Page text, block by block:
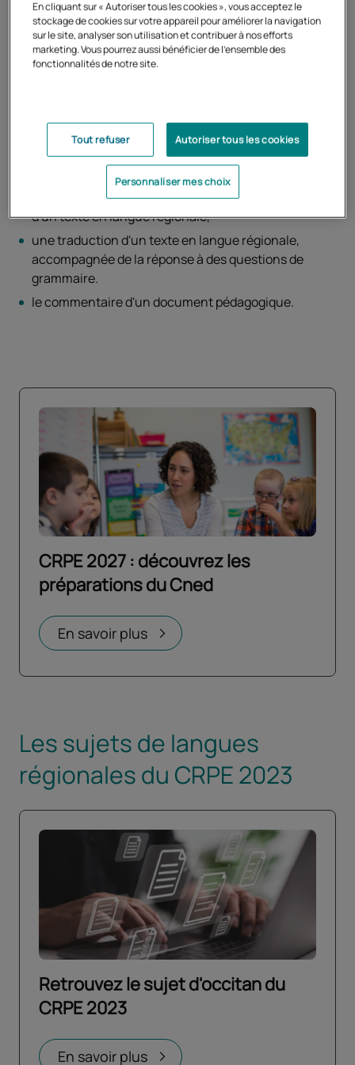
L'épreuve écrite en langue régionale est une épreuve
du CRPE externe spécial et du second CRPE interne
spécial.
h et d'un coefficient 1, est notée sur 20. Une note globale
égale ou inférieure à 5/20 est éliminatoire. Cette épreuve
comporte trois parties :
un commentaire dans l'une des langues régionales
d'un texte en langue régionale,
une traduction d'un texte en langue régionale,
accompagnée de la réponse à des questions de
grammaire.
le commentaire d'un document pédagogique.
CRPE 2027 : découvrez les
préparations du Cned
En savoir plus
Ouvrir dans un nouvel onglet
Les sujets de langues
régionales du CRPE 2023
Retrouvez le sujet d'occitan du
CRPE 2023
En savoir plus
En cliquant sur « Autoriser tous les cookies », vous acceptez le
stockage de cookies sur votre appareil pour améliorer la navigation
sur le site, analyser son utilisation et contribuer à nos efforts
marketing. Vous pourrez aussi bénéficier de l'ensemble des
fonctionnalités de notre site.
Tout refuser Autoriser tous les cookies
Personnaliser mes choix